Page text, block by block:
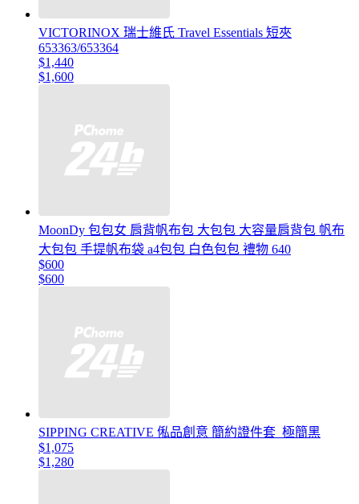
VICTORINOX 瑞士維氏 Travel Essentials 短夾
653363/653364
$1,440
$1,600
MoonDy 包包女 肩背帆布包 大包包 大容量肩背包 帆布
大包包 手提帆布袋 a4包包 白色包包 禮物 640
$600
$600
SIPPING CREATIVE 俬品創意 簡約證件套_極簡黑
$1,075
$1,280